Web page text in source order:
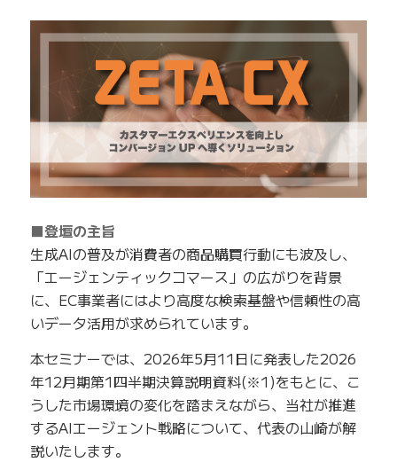
■登壇の主旨
生成AIの普及が消費者の商品購買行動にも波及し、
「エージェンティックコマース」の広がりを背景
に、EC事業者にはより高度な検索基盤や信頼性の高
いデータ活用が求められています。
本セミナーでは、2026年5月11日に発表した2026
年12月期第1四半期決算説明資料(※1)をもとに、こ
うした市場環境の変化を踏まえながら、当社が推進
するAIエージェント戦略について、代表の山崎が解
説いたします。